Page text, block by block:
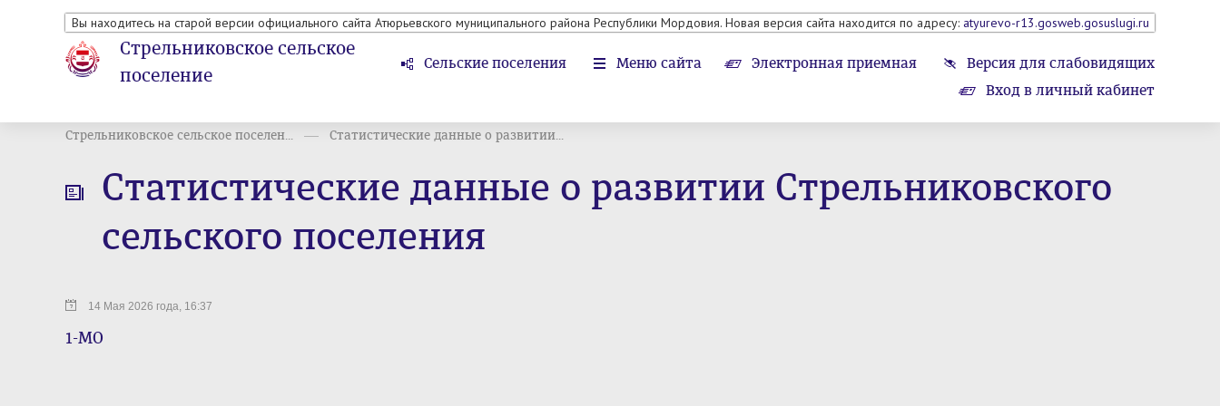
Вы находитесь на старой версии официального сайта Атюрьевского муниципального района Республики Мордовия. Новая версия сайта находится по адресу: atyurevo-r13.gosweb.gosuslugi.ru
Стрельниковское сельское
поселение
Сельские поселения Меню сайта Электронная приемная
Версия для слабовидящих
Вход в личный кабинет
Стрельниковское сельское поселен... Статистические данные о развитии...
Статистические данные о развитии Стрельниковского
сельского поселения
14 Мая 2026 года, 16:37
1-МО